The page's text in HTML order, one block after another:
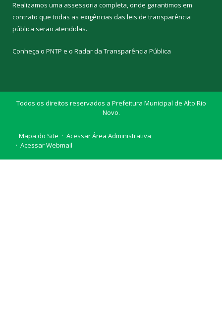
Realizamos uma assessoria completa, onde garantimos em
contrato que todas as exigências das leis de transparência
pública serão atendidas.
Conheça o PNTP e o Radar da Transparência Pública
Todos os direitos reservados a Prefeitura Municipal de Alto Rio
Novo.
Mapa do Site
Acessar Área Administrativa
Acessar Webmail